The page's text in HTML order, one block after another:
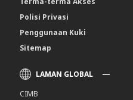
Polisi Privasi
Penggunaan Kuki
Sitemap
LAMAN GLOBAL
CIMB